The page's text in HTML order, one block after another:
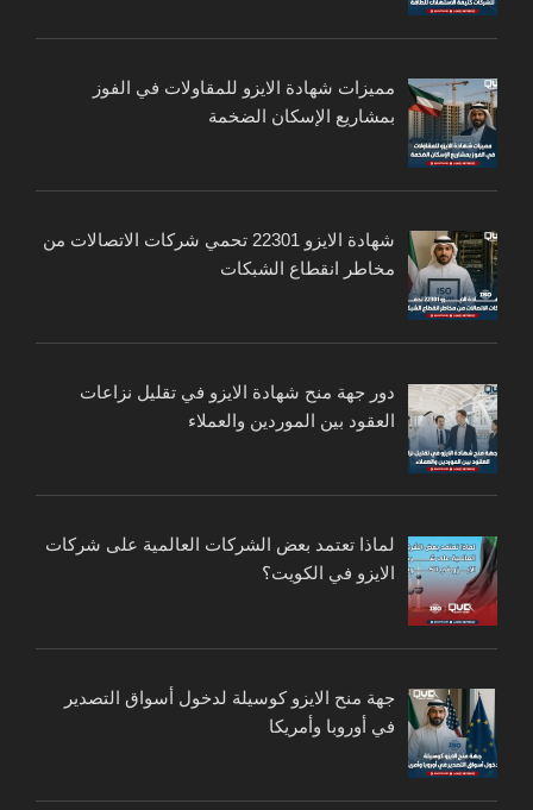
مميزات شهادة الايزو للمقاولات في الفوز
بمشاريع الإسكان الضخمة
شهادة الايزو 22301 تحمي شركات الاتصالات من
مخاطر انقطاع الشبكات
دور جهة منح شهادة الايزو في تقليل نزاعات
العقود بين الموردين والعملاء
لماذا تعتمد بعض الشركات العالمية على شركات
الايزو في الكويت؟
جهة منح الايزو كوسيلة لدخول أسواق التصدير
في أوروبا وأمريكا